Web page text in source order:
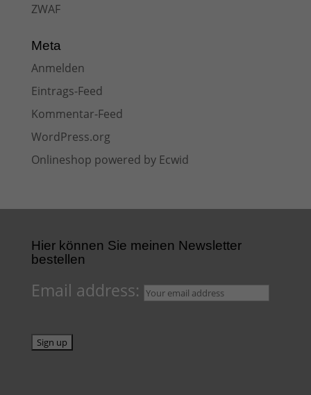
ZWAF
Meta
Anmelden
Eintrags-Feed
Kommentar-Feed
WordPress.org
Onlineshop powered by Ecwid
Hier können Sie meinen Newsletter
bestellen
Email address: